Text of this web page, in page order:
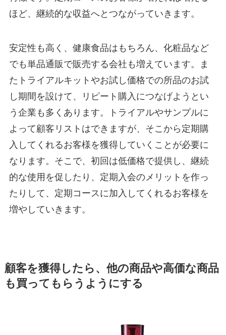
ほど、継続的な収益へとつながっていきます。
安定性も高く、健康食品はもちろん、化粧品など
でも単品通販で販売する会社も増えています。ま
たトライアルキットやお試し価格での所品のお試
し期間を設けて、リピート購入につなげようとい
う企業も多くあります。トライアルやサンプルに
よって顧客リストはできますが、そこから定期購
入してくれるお客様を獲得していくことが必要に
なります。そこで、初回は低価格で提供し、継続
的な使用を促したり、定期入会のメリットを作っ
たりして、定期コースに加入してくれるお客様を
増やしていきます。
顧客を獲得したら、他の商品や高価な商品
も買ってもらうようにする